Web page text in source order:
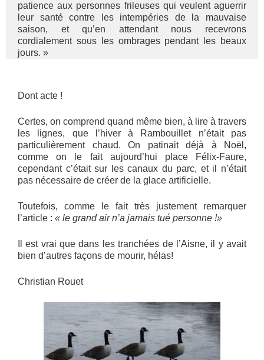
patience aux personnes frileuses qui veulent aguerrir
leur santé contre les intempéries de la mauvaise
saison, et qu’en attendant nous recevrons
cordialement sous les ombrages pendant les beaux
jours. »
Dont acte !
Certes, on comprend quand même bien, à lire à travers
les lignes, que l’hiver à Rambouillet n’était pas
particulièrement chaud. On patinait déjà à Noël,
comme on le fait aujourd’hui place Félix-Faure,
cependant c’était sur les canaux du parc, et il n’était
pas nécessaire de créer de la glace artificielle.
Toutefois, comme le fait très justement remarquer
l’article : « le grand air n’a jamais tué personne !»
Il est vrai que dans les tranchées de l’Aisne, il y avait
bien d’autres façons de mourir, hélas!
Christian Rouet